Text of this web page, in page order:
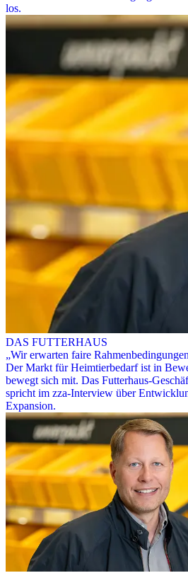
los.
DAS FUTTERHAUS
„Wir erwarten faire
Der Markt für Heimtierbedarf ist in
bewegt sich mit. Das Futterhaus-
spricht im zza-Interview über
Expansion.